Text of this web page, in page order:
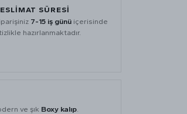
SÜRESI
7-15 iş günü içerisinde
hazırlanmaktadır.
ve şık Boxy kalıp.